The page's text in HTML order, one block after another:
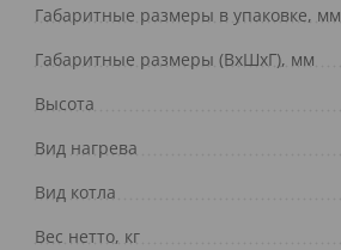
Габаритные размеры в упаковке, мм
Габаритные размеры (ВхШхГ), мм
Высота
Вид нагрева
Вид котла
Вес нетто, кг